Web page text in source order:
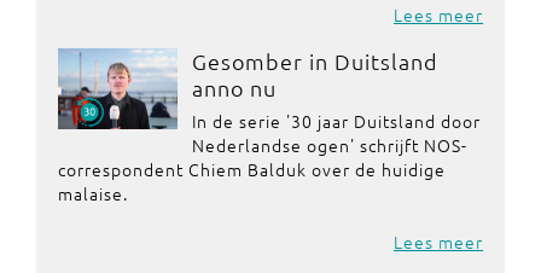
Lees meer
Gesomber in Duitsland
anno nu
In de serie '30 jaar Duitsland door
Nederlandse ogen' schrijft NOS-
correspondent Chiem Balduk over de huidige
malaise.
Lees meer